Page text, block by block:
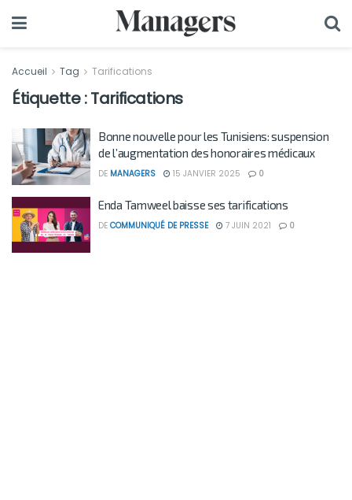
Accueil Tag Tarifications
Étiquette :Tarifications
Bonne nouvelle pour les Tunisiens: suspension
de l’augmentation des honoraires médicaux
DE MANAGERS 15 JANVIER 2025 0
Enda Tamweel baisse ses tarifications
DE COMMUNIQUÉ DE PRESSE 7 JUIN 2021 0